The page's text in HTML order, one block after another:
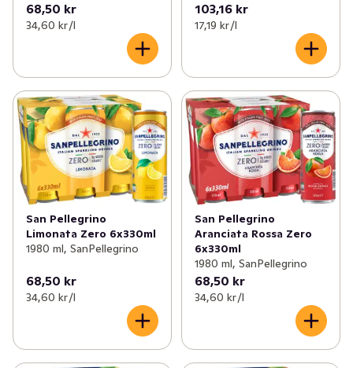
68,50 kr
34,60 kr /l
103,16 kr
17,19 kr /l
San Pellegrino
Limonata Zero 6x330ml
1980 ml, SanPellegrino
68,50 kr
34,60 kr /l
San Pellegrino
Aranciata Rossa Zero
6x330ml
1980 ml, SanPellegrino
68,50 kr
34,60 kr /l